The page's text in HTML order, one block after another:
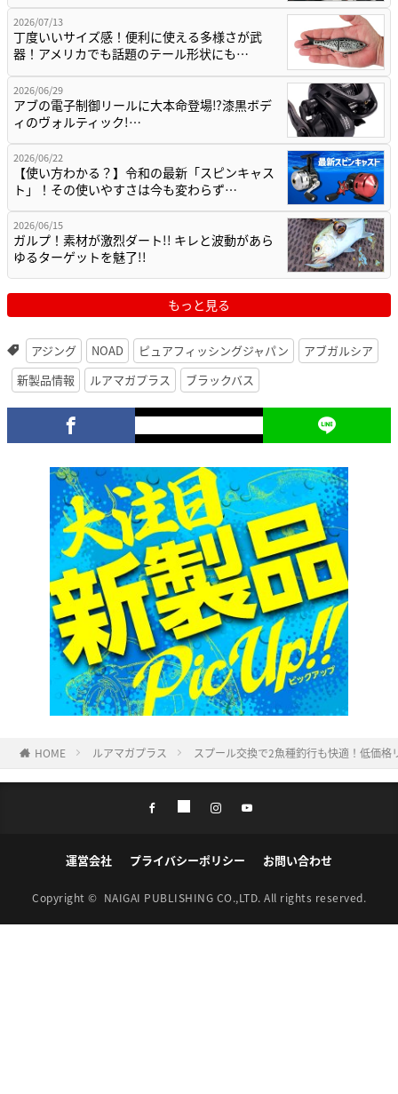
2026/07/13
丁度いいサイズ感！便利に使える多様さが武
器！アメリカでも話題のテール形状にも…
2026/06/29
アブの電子制御リールに大本命登場⁉漆黒ボデ
ィのヴォルティック!…
2026/06/22
【使い方わかる？】令和の最新「スピンキャス
ト」！その使いやすさは今も変わらず…
2026/06/15
ガルプ！素材が激烈ダート!! キレと波動があら
ゆるターゲットを魅了!!
もっと見る
アジング NOAD ピュアフィッシングジャパン
アブガルシア
新製品情報
ルアマガプラス ブラックバス
HOME ルアマガプラス スプール交換で2魚種釣行も快適！低価格
運営会社 プライバシーポリシー お問い合わせ
Copyright © NAIGAI PUBLISHING CO.,LTD. All rights reserved.